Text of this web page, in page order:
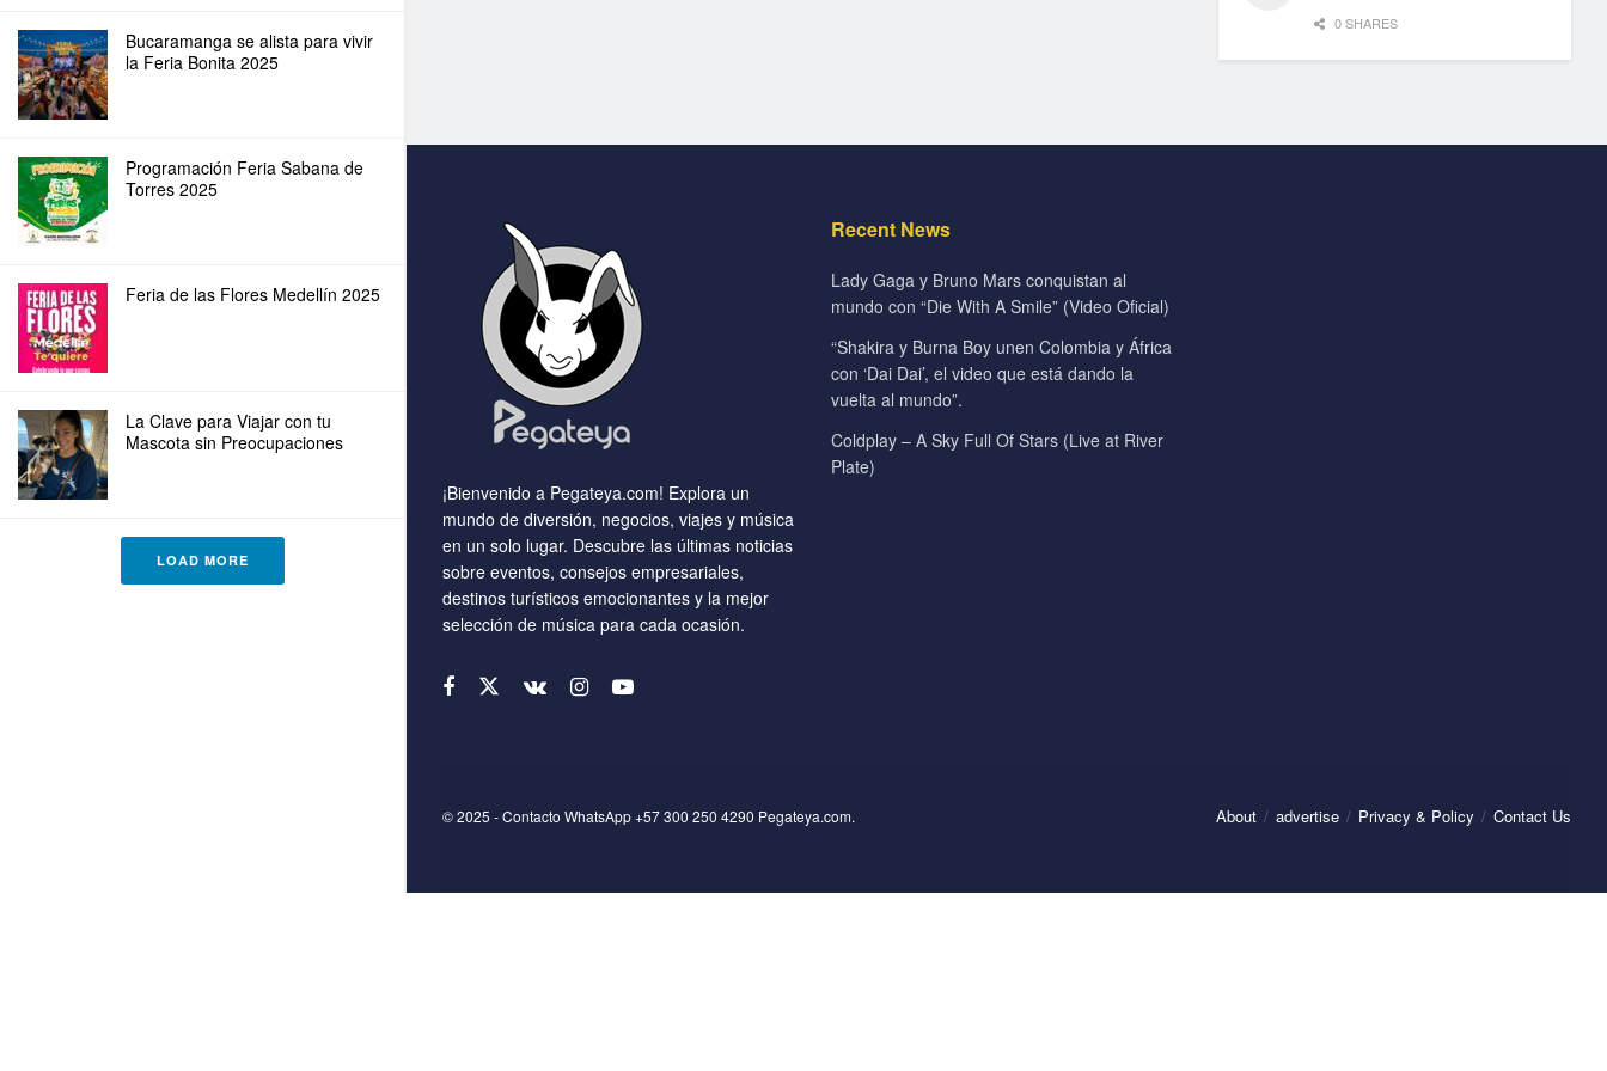
Bucaramanga se alista para vivir
la Feria Bonita 2025
Programación Feria Sabana de
Torres 2025
Feria de las Flores Medellín 2025
La Clave para Viajar con tu
Mascota sin Preocupaciones
LOAD MORE
0 SHARES
¡Bienvenido a Pegateya.com! Explora un
mundo de diversión, negocios, viajes y música
en un solo lugar. Descubre las últimas noticias
sobre eventos, consejos empresariales,
destinos turísticos emocionantes y la mejor
selección de música para cada ocasión.
Recent News
Lady Gaga y Bruno Mars conquistan al
mundo con “Die With A Smile” (Video Oficial)
“Shakira y Burna Boy unen Colombia y África
con ‘Dai Dai’, el video que está dando la
vuelta al mundo”.
Coldplay – A Sky Full Of Stars (Live at River
Plate)
About advertise Privacy & Policy Contact Us
© 2025 - Contacto WhatsApp +57 300 250 4290 Pegateya.com.